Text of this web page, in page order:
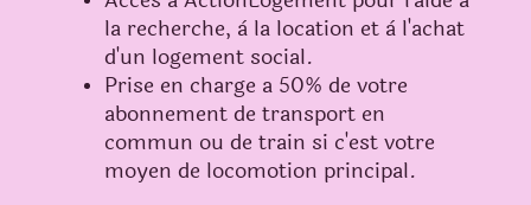
la recherche, à la location et à l'achat
d'un logement social.
Prise en charge a 50% de votre
abonnement de transport en
commun ou de train si c'est votre
moyen de locomotion principal.